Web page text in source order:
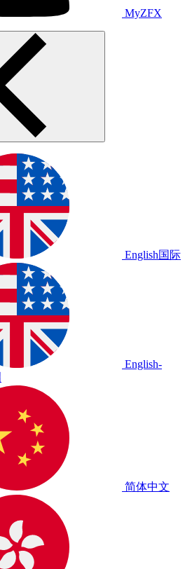
MyZFX
English国际
English-
简体中文